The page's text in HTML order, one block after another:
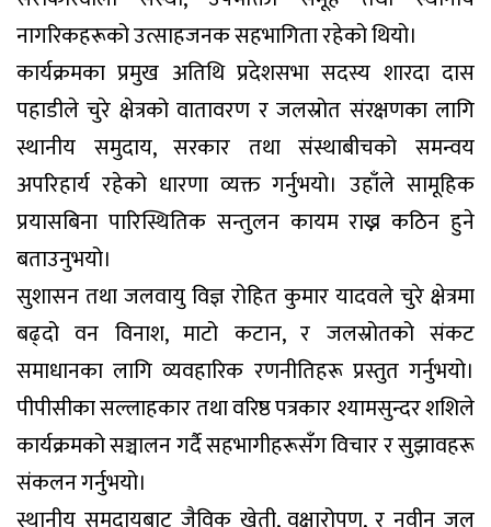
नागरिकहरूको उत्साहजनक सहभागिता रहेको थियो।
कार्यक्रमका प्रमुख अतिथि प्रदेशसभा सदस्य शारदा दास
पहाडीले चुरे क्षेत्रको वातावरण र जलस्रोत संरक्षणका लागि
स्थानीय समुदाय, सरकार तथा संस्थाबीचको समन्वय
अपरिहार्य रहेको धारणा व्यक्त गर्नुभयो। उहाँले सामूहिक
प्रयासबिना पारिस्थितिक सन्तुलन कायम राख्न कठिन हुने
बताउनुभयो।
सुशासन तथा जलवायु विज्ञ रोहित कुमार यादवले चुरे क्षेत्रमा
बढ्दो वन विनाश, माटो कटान, र जलस्रोतको संकट
समाधानका लागि व्यवहारिक रणनीतिहरू प्रस्तुत गर्नुभयो।
पीपीसीका सल्लाहकार तथा वरिष्ठ पत्रकार श्यामसुन्दर शशिले
कार्यक्रमको सञ्चालन गर्दै सहभागीहरूसँग विचार र सुझावहरू
संकलन गर्नुभयो।